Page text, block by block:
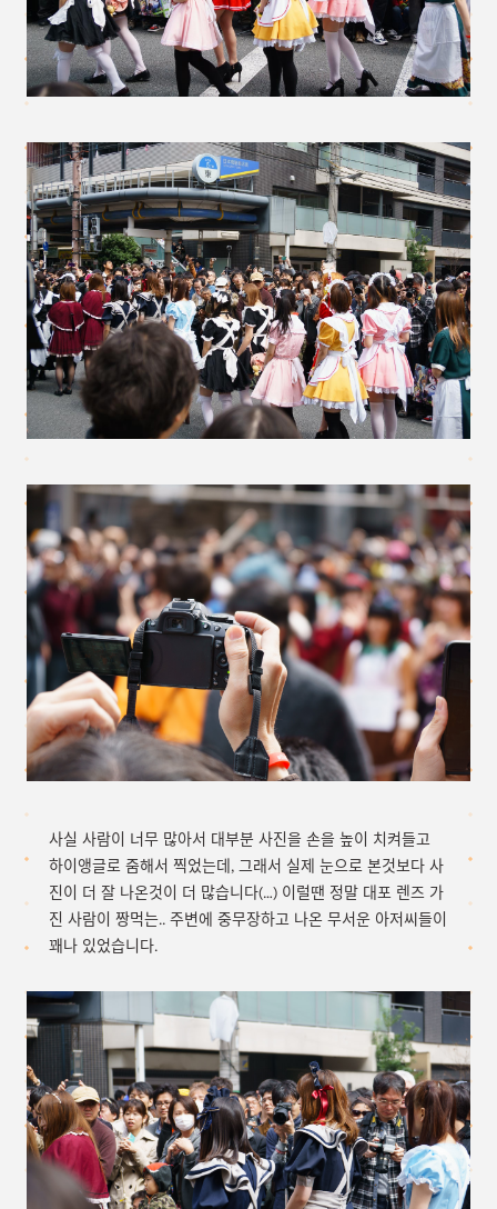
사실 사람이 너무 많아서 대부분 사진을 손을 높이 치켜들고
하이앵글로 줌해서 찍었는데, 그래서 실제 눈으로 본것보다 사
진이 더 잘 나온것이 더 많습니다(…) 이럴땐 정말 대포 렌즈 가
진 사람이 짱먹는.. 주변에 중무장하고 나온 무서운 아저씨들이
꽤나 있었습니다.